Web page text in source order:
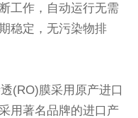
工作，自动运行无需
稳定，无污染物排
(RO)膜采用原产进口
用著名品牌的进口产